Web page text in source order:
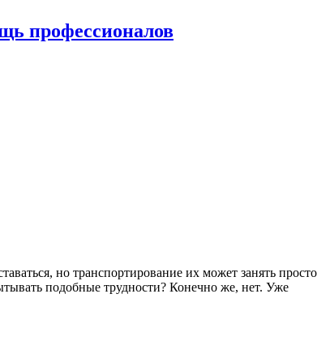
профессионалов
но транспортирование их может занять просто
подобные трудности? Конечно же, нет. Уже